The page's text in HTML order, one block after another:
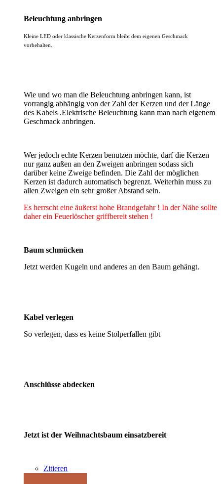
Beleuchtung anbringen
Kleine LED oder klassische Kerzenform bleibt dem eigenen Geschmack
vorbehalten.
Wie und wo man die Beleuchtung anbringen kann, ist
vorrangig abhängig von der Zahl der Kerzen und der Länge
des Kabels .Elektrische Beleuchtung kann man nach eigenem
Geschmack anbringen.
Wer jedoch echte Kerzen benutzen möchte, darf die Kerzen
nur ganz außen an den Zweigen anbringen sodass sich
darüber keine Zweige befinden. Die Zahl der möglichen
Kerzen ist dadurch automatisch begrenzt. Weiterhin muss zu
allen Zweigen ein sehr großer Abstand sein.
Es herrscht eine äußerst hohe Brandgefahr ! In der Nähe sollte
daher ein Feuerlöscher griffbereit stehen !
Baum schmücken
Jetzt werden Kugeln und anderes an den Baum gehängt.
Kabel verlegen
So verlegen, dass es keine Stolperfallen gibt
Anschlüsse abdecken
Jetzt ist der Weihnachtsbaum einsatzbereit
Zitieren